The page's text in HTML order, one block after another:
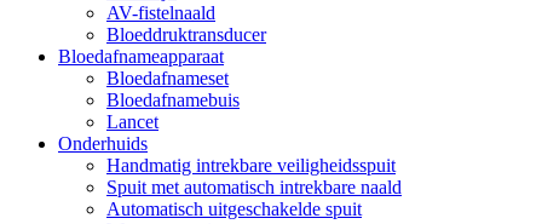
AV-fistelnaald
Bloeddruktransducer
Bloedafnameapparaat
Bloedafnameset
Bloedafnamebuis
Lancet
Onderhuids
Handmatig intrekbare veiligheidsspuit
Spuit met automatisch intrekbare naald
Automatisch uitgeschakelde spuit